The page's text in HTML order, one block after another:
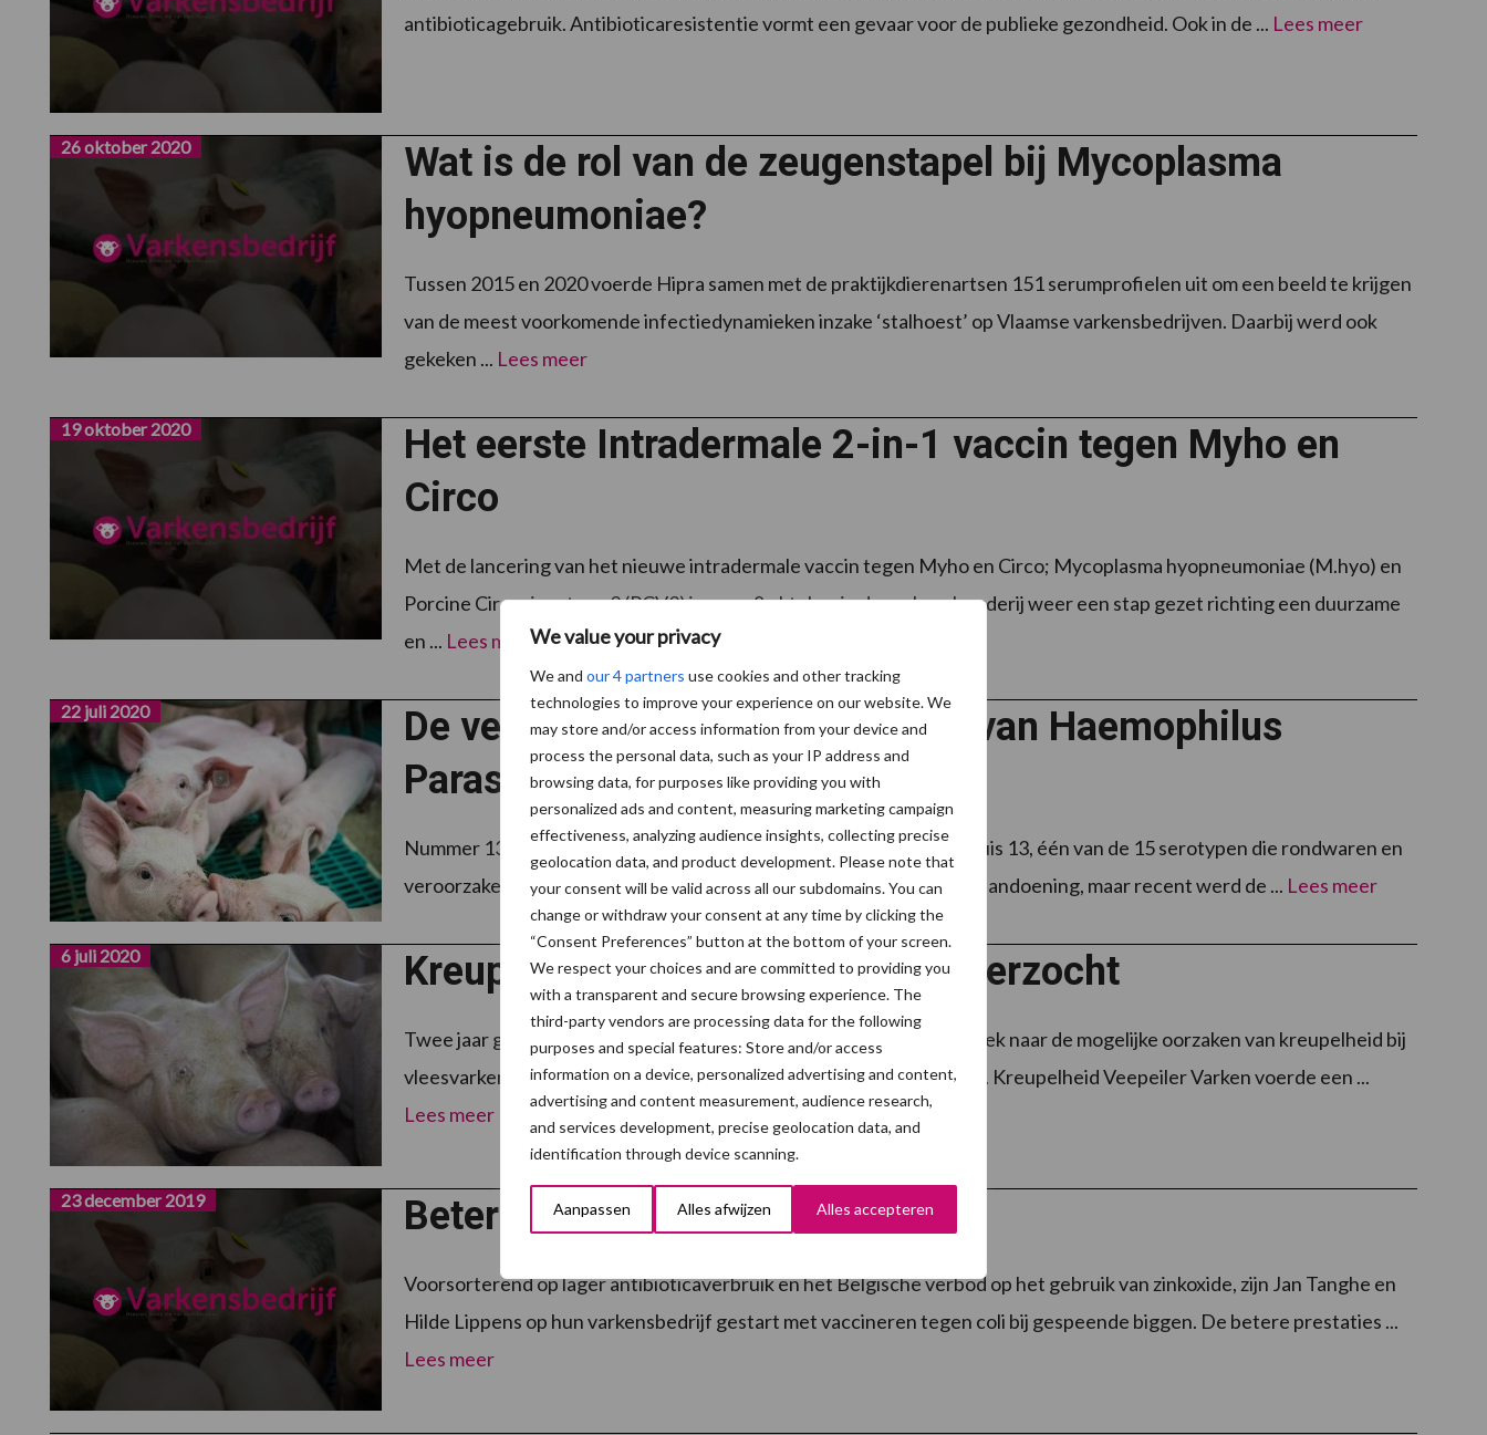
We value your privacy
We and our 4 partners use cookies and other tracking
technologies to improve your experience on our website. We
may store and/or access information from your device and
process the personal data, such as your IP address and
browsing data, for purposes like providing you with
personalized ads and content, measuring marketing campaign
effectiveness, analyzing audience insights, collecting precise
geolocation data, and product development. Please note that
your consent will be valid across all our subdomains. You can
change or withdraw your consent at any time by clicking the
“Consent Preferences” button at the bottom of your screen.
We respect your choices and are committed to providing you
with a transparent and secure browsing experience. The
third-party vendors are processing data for the following
purposes and special features: Store and/or access
information on a device, personalized advertising and content,
advertising and content measurement, audience research,
and services development, precise geolocation data, and
identification through device scanning.
Aanpassen Alles afwijzen Alles accepteren
antibioticagebruik. Antibioticaresistentie vormt een gevaar voor de publieke gezondheid. Ook in de ... Lees meer
Wat is de rol van de zeugenstapel bij Mycoplasma
hyopneumoniae?
26 oktober 2020
Tussen 2015 en 2020 voerde Hipra samen met de praktijkdierenartsen 151 serumprofielen uit om een beeld te krijgen
van de meest voorkomende infectiedynamieken inzake ‘stalhoest’ op Vlaamse varkensbedrijven. Daarbij werd ook
gekeken ... Lees meer
Het eerste Intradermale 2-in-1 vaccin tegen Myho en
Circo
19 oktober 2020
Met de lancering van het nieuwe intradermale vaccin tegen Myho en Circo; Mycoplasma hyopneumoniae (M.hyo) en
Porcine Circovirus type 2 (PCV2) is er op 8 oktober in de varkenshouderij weer een stap gezet richting een duurzame
en ... Lees meer
De verschillende verschijningen van Haemophilus
Parasuis
22 juli 2020
Nummer 13 brengt ongeluk. Dat geldt ook voor Haemophilus Parasuis 13, één van de 15 serotypen die rondwaren en
veroorzaker van de ziekte van Glässer. Een lastig te diagnosticeren aandoening, maar recent werd de ... Lees meer
Kreupelheid bij vleesvarkens onderzocht
6 juli 2020
Twee jaar geleden startte Veepeiler Varken een uitgebreid onderzoek naar de mogelijke oorzaken van kreupelheid bij
vleesvarkens. Het onderzoek leidde alvast tot een viertal conclusies. Kreupelheid Veepeiler Varken voerde een ...
Lees meer
Betere resultaten met coli-entin
23 december 2019
Voorsorterend op lager antibioticaverbruik en het Belgische verbod op het gebruik van zinkoxide, zijn Jan Tanghe en
Hilde Lippens op hun varkensbedrijf gestart met vaccineren tegen coli bij gespeende biggen. De betere prestaties ...
Lees meer